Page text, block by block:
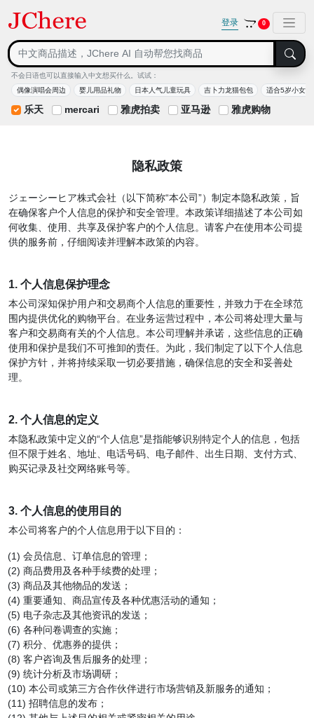
登录 0
不会日语也可以直接输入中文想买什么。试试：
偶像演唱会周边
婴儿用品礼物 日本人气儿童玩具 吉卜力龙猫包包 适合5岁小女孩
乐天 mercari 雅虎拍卖 亚马逊 雅虎购物
隐私政策
ジェーシーヒア株式会社（以下简称“本公司”）制定本隐私政策，旨
在确保客户个人信息的保护和安全管理。本政策详细描述了本公司如
何收集、使用、共享及保护客户的个人信息。请客户在使用本公司提
供的服务前，仔细阅读并理解本政策的内容。
1. 个人信息保护理念
本公司深知保护用户和交易商个人信息的重要性，并致力于在全球范
围内提供优化的购物平台。在业务运营过程中，本公司将处理大量与
客户和交易商有关的个人信息。本公司理解并承诺，这些信息的正确
使用和保护是我们不可推卸的责任。为此，我们制定了以下个人信息
保护方针，并将持续采取一切必要措施，确保信息的安全和妥善处
理。
2. 个人信息的定义
本隐私政策中定义的“个人信息”是指能够识别特定个人的信息，包括
但不限于姓名、地址、电话号码、电子邮件、出生日期、支付方式、
购买记录及社交网络账号等。
3. 个人信息的使用目的
本公司将客户的个人信息用于以下目的：
会员信息、订单信息的管理；
商品费用及各种手续费的处理；
商品及其他物品的发送；
重要通知、商品宣传及各种优惠活动的通知；
电子杂志及其他资讯的发送；
各种问卷调查的实施；
积分、优惠券的提供；
客户咨询及售后服务的处理；
统计分析及市场调研；
本公司或第三方合作伙伴进行市场营销及新服务的通知；
招聘信息的发布；